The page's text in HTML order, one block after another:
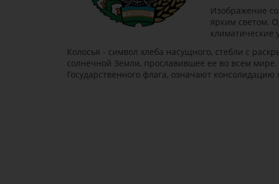
Изображение
ярким светом.
климатические
Колосья - символ хлеба насущного, стебли с
солнечной Земли, прославившее ее во всем
Государственного флага, означают